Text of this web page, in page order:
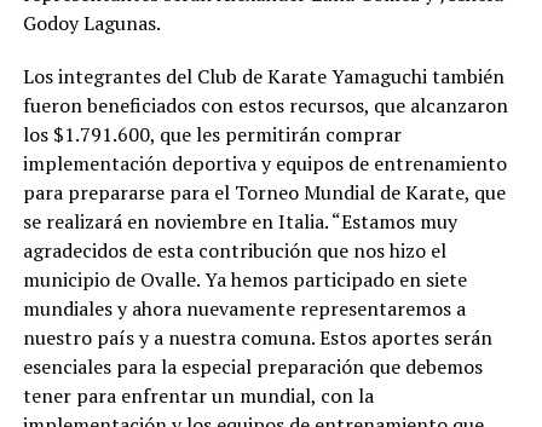
Godoy Lagunas.
Los integrantes del Club de Karate Yamaguchi también
fueron beneficiados con estos recursos, que alcanzaron
los $1.791.600, que les permitirán comprar
implementación deportiva y equipos de entrenamiento
para prepararse para el Torneo Mundial de Karate, que
se realizará en noviembre en Italia. “Estamos muy
agradecidos de esta contribución que nos hizo el
municipio de Ovalle. Ya hemos participado en siete
mundiales y ahora nuevamente representaremos a
nuestro país y a nuestra comuna. Estos aportes serán
esenciales para la especial preparación que debemos
tener para enfrentar un mundial, con la